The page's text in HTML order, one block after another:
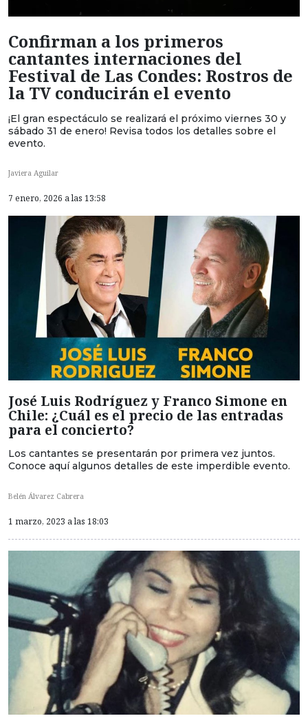
Confirman a los primeros
cantantes internaciones del
Festival de Las Condes: Rostros de
la TV conducirán el evento
¡El gran espectáculo se realizará el próximo viernes 30 y
sábado 31 de enero! Revisa todos los detalles sobre el
evento.
Javiera Aguilar
7 enero, 2026 a las 13:58
José Luis Rodríguez y Franco Simone en
Chile: ¿Cuál es el precio de las entradas
para el concierto?
Los cantantes se presentarán por primera vez juntos.
Conoce aquí algunos detalles de este imperdible evento.
Belén Álvarez Cabrera
1 marzo, 2023 a las 18:03